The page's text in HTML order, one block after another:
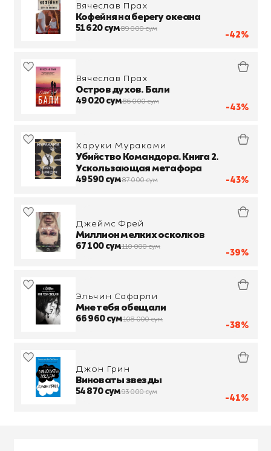
-42%
Вячеслав Прах
Кофейня на берегу океана
51 620 сум89 000 сум
-43%
Вячеслав Прах
Остров духов. Бали
49 020 сум86 000 сум
-43%
Харуки Мураками
Убийство Командора. Книга 2.
Ускользающая метафора
49 590 сум87 000 сум
-39%
Джеймс Фрей
Миллион мелких осколков
67 100 сум110 000 сум
-38%
Эльчин Сафарли
Мне тебя обещали
66 960 сум108 000 сум
-41%
Джон Грин
Виноваты звезды
54 870 сум93 000 сум